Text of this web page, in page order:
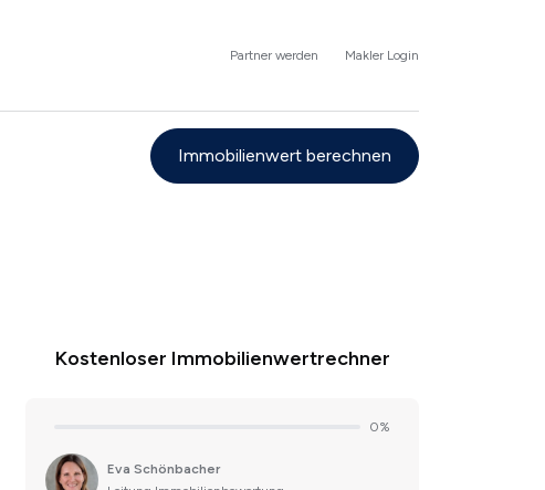
Partner werden Makler Login
Immobilienwert berechnen
Kostenloser Immobilienwertrechner